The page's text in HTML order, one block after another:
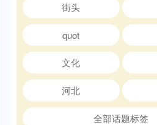
街头
quot
文化
河北
全部话题标签